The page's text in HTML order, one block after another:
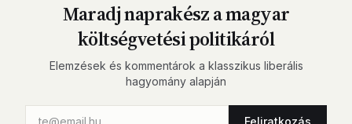
Maradj naprakész a magyar
költségvetési politikáról
Elemzések és kommentárok a klasszikus liberális
hagyomány alapján
Feliratkozás